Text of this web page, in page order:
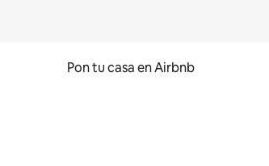
Pon tu casa en Airbnb